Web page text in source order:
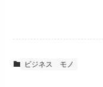
ビジネス モノ